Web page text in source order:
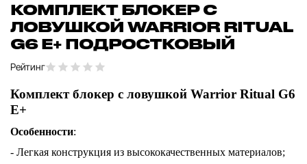
КОМПЛЕКТ БЛОКЕР С
ЛОВУШКОЙ WARRIOR RITUAL
G6 E+ ПОДРОСТКОВЫЙ
Рейтинг
Комплект блокер с ловушкой Warrior Ritual G6
E+
Особенности:
- Легкая конструкция из высококачественных материалов;